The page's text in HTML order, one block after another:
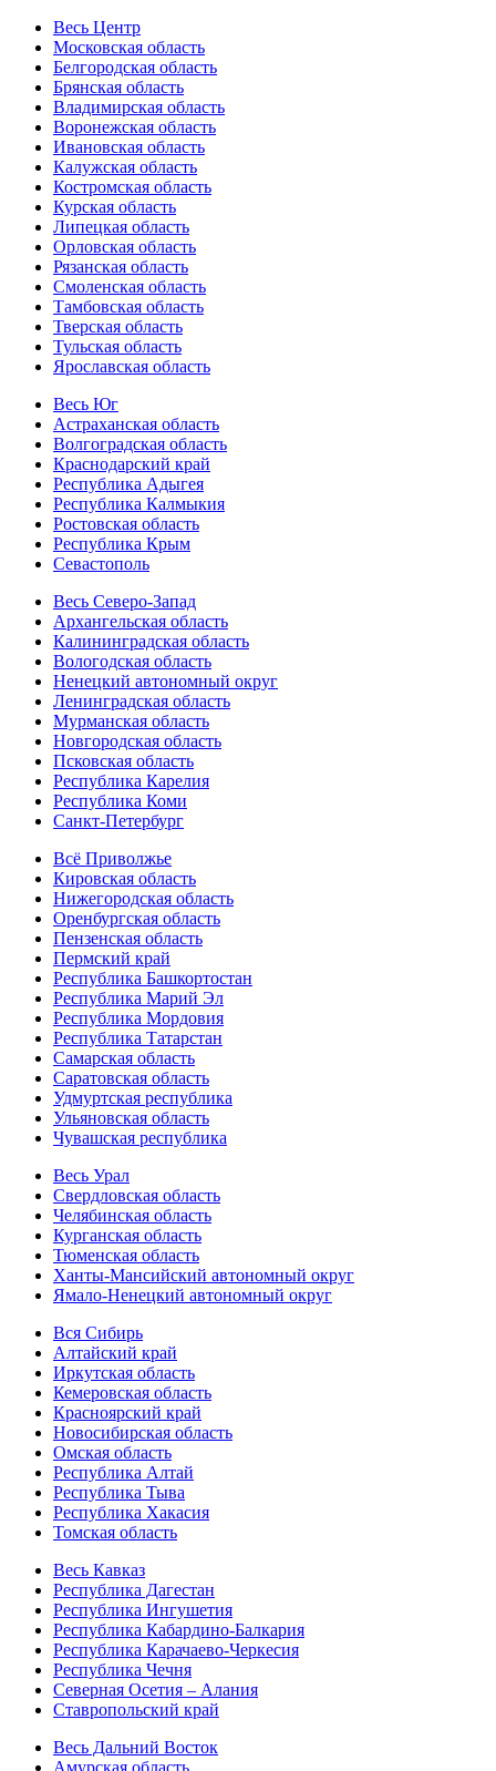
Весь Центр
Московская область
Белгородская область
Брянская область
Владимирская область
Воронежская область
Ивановская область
Калужская область
Костромская область
Курская область
Липецкая область
Орловская область
Рязанская область
Смоленская область
Тамбовская область
Тверская область
Тульская область
Ярославская область
Весь Юг
Астраханская область
Волгоградская область
Краснодарский край
Республика Адыгея
Республика Калмыкия
Ростовская область
Республика Крым
Севастополь
Весь Северо-Запад
Архангельская область
Калининградская область
Вологодская область
Ненецкий автономный округ
Ленинградская область
Мурманская область
Новгородская область
Псковская область
Республика Карелия
Республика Коми
Санкт-Петербург
Всё Приволжье
Кировская область
Нижегородская область
Оренбургская область
Пензенская область
Пермский край
Республика Башкортостан
Республика Марий Эл
Республика Мордовия
Республика Татарстан
Самарская область
Саратовская область
Удмуртская республика
Ульяновская область
Чувашская республика
Весь Урал
Свердловская область
Челябинская область
Курганская область
Тюменская область
Ханты-Мансийский автономный округ
Ямало-Ненецкий автономный округ
Вся Сибирь
Алтайский край
Иркутская область
Кемеровская область
Красноярский край
Новосибирская область
Омская область
Республика Алтай
Республика Тыва
Республика Хакасия
Томская область
Весь Кавказ
Республика Дагестан
Республика Ингушетия
Республика Кабардино-Балкария
Республика Карачаево-Черкесия
Республика Чечня
Северная Осетия – Алания
Ставропольский край
Весь Дальний Восток
Амурская область